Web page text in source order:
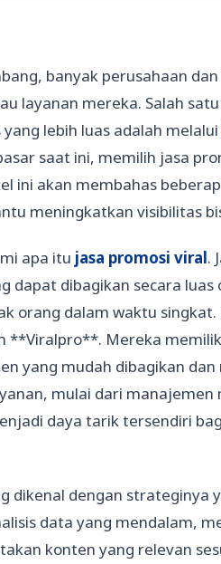
banyak perusahaan
layanan mereka. Salah
lebih luas adalah melalui
saat ini, memilih jasa
ini akan membahas
meningkatkan visibilitas
apa itu jasa promosi viral.
dibagikan secara luas
orang dalam waktu singkat.
**Viralpro**. Mereka
yang mudah dibagikan
mulai dari manajemen
daya tarik tersendiri
dikenal dengan strateginya
data yang mendalam,
konten yang relevan